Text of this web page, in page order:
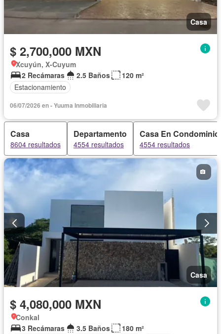
Casa
$ 2,700,000 MXN
Xcuyún, X-Cuyum
2 Recámaras
2.5 Baños
120 m²
Estacionamiento
06/07/2026 en - Yuuma Inmobiliaria
Casa
8604 resultados
Departamento
4554 resultados
Casa En Condominio
4554 resultados
Casa
$ 4,080,000 MXN
Conkal
3 Recámaras
3.5 Baños
180 m²